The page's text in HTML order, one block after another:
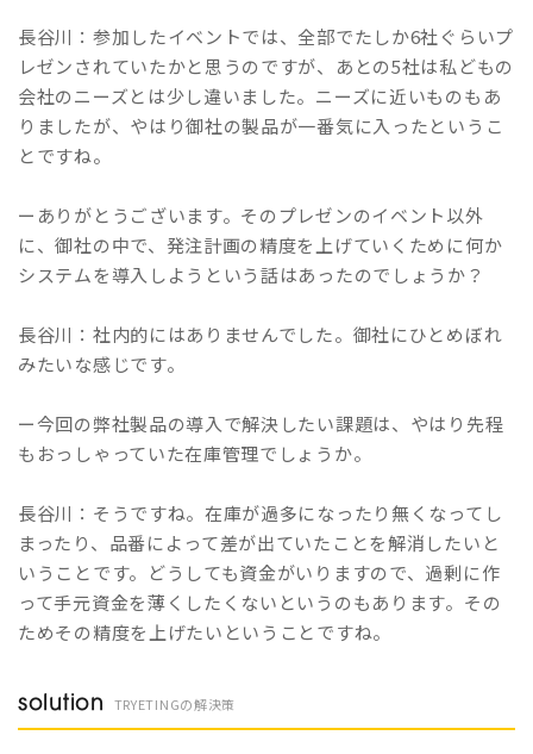
長谷川：参加したイベントでは、全部でたしか6社ぐらいプ
レゼンされていたかと思うのですが、あとの5社は私どもの
会社のニーズとは少し違いました。ニーズに近いものもあ
りましたが、やはり御社の製品が一番気に入ったというこ
とですね。
ーありがとうございます。そのプレゼンのイベント以外
に、御社の中で、発注計画の精度を上げていくために何か
システムを導入しようという話はあったのでしょうか？
長谷川：社内的にはありませんでした。御社にひとめぼれ
みたいな感じです。
ー今回の弊社製品の導入で解決したい課題は、やはり先程
もおっしゃっていた在庫管理でしょうか。
長谷川：そうですね。在庫が過多になったり無くなってし
まったり、品番によって差が出ていたことを解消したいと
いうことです。どうしても資金がいりますので、過剰に作
って手元資金を薄くしたくないというのもあります。その
ためその精度を上げたいということですね。
solution TRYETINGの解決策